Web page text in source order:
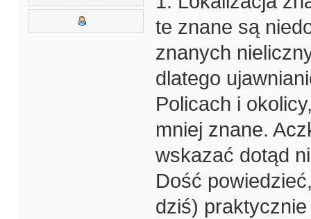
te znane są
znanych
dlatego
Policach i
mniej znane.
wskazać dotąd
Dość
dziś)